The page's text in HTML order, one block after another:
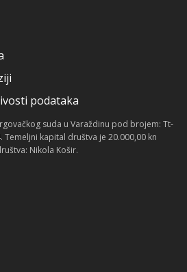
podataka
suda u Varaždinu pod brojem: Tt-
Temeljni kapital društva je 20.000,00 kn
Nikola Košir.